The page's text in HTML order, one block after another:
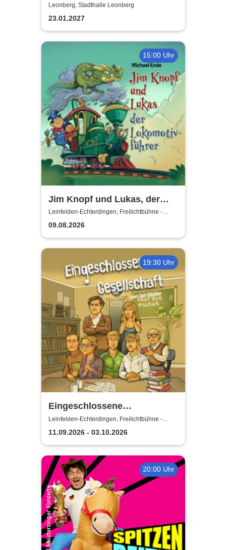
Potter - Live in Concert
Leonberg, Stadthalle Leonberg
23.01.2027
15:00 Uhr
Jim Knopf und Lukas, der
Lokomotivführer - Theater
unter den Kuppeln
Leinfelden-Echterdingen, Freilichtbühne -
Theater u. d. Kuppeln
09.08.2026
19:30 Uhr
Eingeschlossene
Gesellschaft - Theater unter
den Kuppeln
Leinfelden-Echterdingen, Freilichtbühne -
Theater u. d. Kuppeln
11.09.2026 - 03.10.2026
20:00 Uhr